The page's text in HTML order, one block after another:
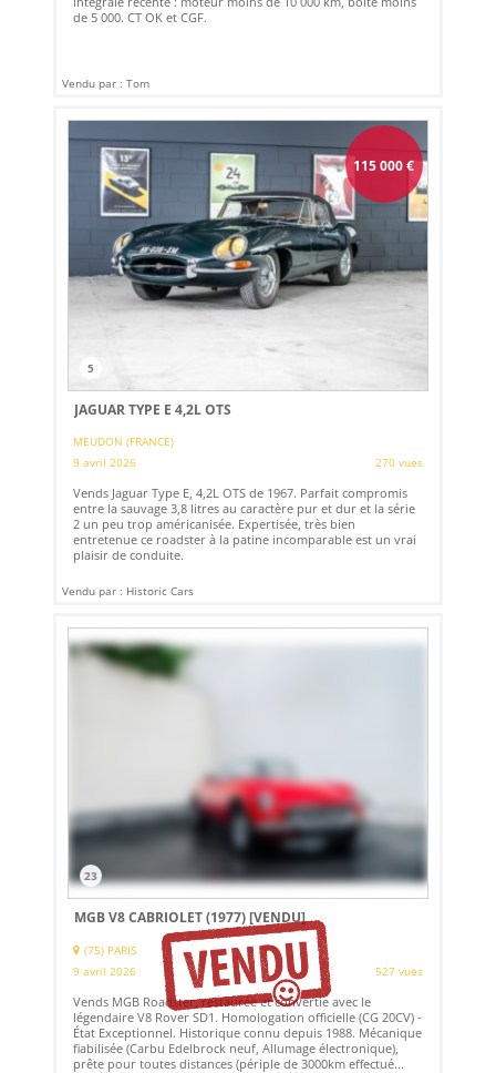
de 5 000. CT OK et CGF.
Vendu par : Tom
115 000€
5
JAGUAR TYPE E 4,2L OTS
MEUDON (FRANCE)
9 avril 2026
270 vues
Vends Jaguar Type E, 4,2L OTS de 1967. Parfait compromis
entre la sauvage 3,8 litres au caractère pur et dur et la série
2 un peu trop américanisée. Expertisée, très bien
entretenue ce roadster à la patine incomparable est un vrai
plaisir de conduite.
Vendu par : Historic Cars
23
MGB V8 CABRIOLET (1977)[VENDU]
(75) PARIS
9 avril 2026
527 vues
Vends MGB Roadster, restaurée et convertie avec le
légendaire V8 Rover SD1. Homologation officielle (CG 20CV) -
État Exceptionnel. Historique connu depuis 1988. Mécanique
fiabilisée (Carbu Edelbrock neuf, Allumage électronique),
prête pour toutes distances (périple de 3000km effectué...